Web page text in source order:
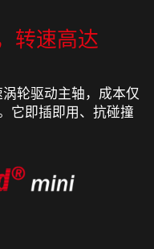
转速高达
轮驱动主轴，成本仅
它即插即用、抗碰撞